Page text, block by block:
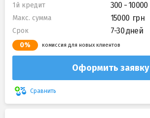
1й кредит 300 - 10000
Макс. сумма 15000
Срок 7-30 дней
0% комиссия для новых клиентов
Оформить заявку
Сравнить